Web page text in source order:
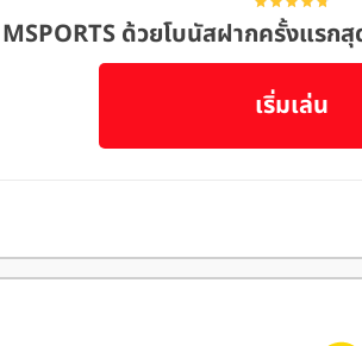
ด้วยโบนัสฝากครั้งแร
เริ่มเล่น